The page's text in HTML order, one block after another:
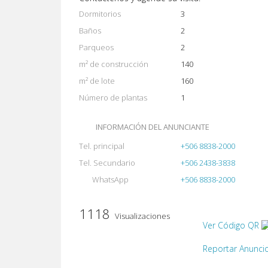
Dormitorios
3
Baños
2
Parqueos
2
m² de construcción
140
m² de lote
160
Número de plantas
1
INFORMACIÓN DEL ANUNCIANTE
Tel. principal
+506 8838-2000
Tel. Secundario
+506 2438-3838
WhatsApp
+506 8838-2000
Ver Código QR
Reportar
1118 Visualizaciones